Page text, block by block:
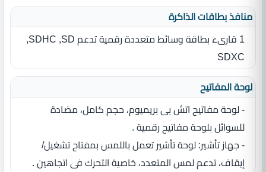
منافذ بطاقات الذاكرة
1 قارىء بطاقة وسائط متعددة رقمية تدعم SD‏,‏ SDHC‏,‏
SDXC
لوحة المفاتيح
- لوحة مفاتيح اتش بى بريميوم، حجم كامل، مضادة
للسوائل بلوحة مفاتيح رقمية .
- جهاز تأشير‏:‏ لوحة تأشير تعمل باللمس بمفتاح تشغيل/
إيقاف، تدعم لمس المتعدد، خاصية التحرك فى اتجاهين .